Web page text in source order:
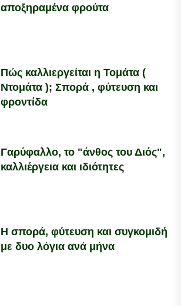
αποξηραμένα φρούτα
Πώς καλλιεργείται η Τομάτα (
Ντομάτα ); Σπορά , φύτευση και
φροντίδα
Γαρύφαλλο, το "άνθος του Διός",
καλλιέργεια και ιδιότητες
Η σπορά, φύτευση και συγκομιδή
με δυο λόγια ανά μήνα